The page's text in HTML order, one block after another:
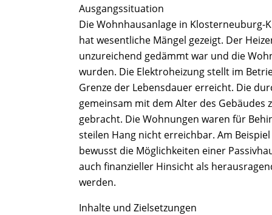
Ausgangssituation
Die Wohnhausanlage in Klosterneuburg-
hat wesentliche Mängel gezeigt. Der
unzureichend gedämmt war und die
wurden. Die Elektroheizung stellt im
Grenze der Lebensdauer erreicht. Die
gemeinsam mit dem Alter des
gebracht. Die Wohnungen waren für
steilen Hang nicht erreichbar. Am
bewusst die Möglichkeiten einer
auch finanzieller Hinsicht als
werden.
Inhalte und Zielsetzungen